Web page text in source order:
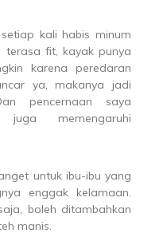
kali habis minum
terasa fit, kayak punya
karena peredaran
ya, makanya jadi
pencernaan saya
juga memengaruhi
untuk ibu-ibu yang
enggak kelamaan.
boleh ditambahkan
manis.